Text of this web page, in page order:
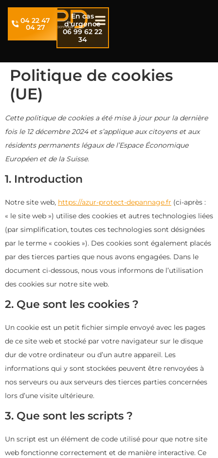
04 22 47
04 27
En cas
d'urgence
06 99 62 22
34
Politique de cookies
(UE)
Cette politique de cookies a été mise à jour pour la dernière
fois le 12 décembre 2024 et s’applique aux citoyens et aux
résidents permanents légaux de l’Espace Économique
Européen et de la Suisse.
1. Introduction
Notre site web, https://azur-protect-depannage.fr (ci-après :
« le site web ») utilise des cookies et autres technologies liées
(par simplification, toutes ces technologies sont désignées
par le terme « cookies »). Des cookies sont également placés
par des tierces parties que nous avons engagées. Dans le
document ci-dessous, nous vous informons de l’utilisation
des cookies sur notre site web.
2. Que sont les cookies ?
Un cookie est un petit fichier simple envoyé avec les pages
de ce site web et stocké par votre navigateur sur le disque
dur de votre ordinateur ou d’un autre appareil. Les
informations qui y sont stockées peuvent être renvoyées à
nos serveurs ou aux serveurs des tierces parties concernées
lors d’une visite ultérieure.
3. Que sont les scripts ?
Un script est un élément de code utilisé pour que notre site
web fonctionne correctement et de manière interactive. Ce